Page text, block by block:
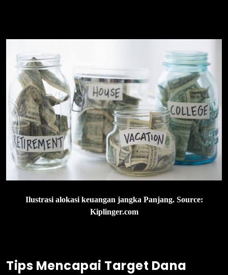
Ilustrasi alokasi keuangan jangka Panjang. Source:
Kiplinger.com
Tips Mencapai Target Dana